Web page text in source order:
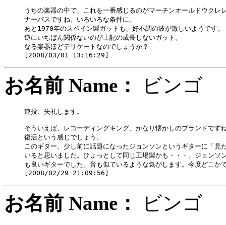
うちの楽器の中で、これを一番感じるのがマーチンオールドウクレ
ナーバスですね。いろいろな条件に。
あと1970年のスペイン製ガットも、好不調の波が激しいようです。
逆にいちばん関係ないのが上記の成長しないガット。
なる楽器ほどデリケートなのでしょうか？
お名前 Name： ビン
連投、失礼します。
そういえば、レコーディングキング、かなり懐かしのブランドです
復活という感じでしょう。
このギター、少し前に話題になったジョンソンというギターに「見
いると思いました。ひょっとして同じ工場製かも・・・。ジョンソ
も良いギターでした。音も似ているような気がします。今度どこか
お名前 Name： ビン